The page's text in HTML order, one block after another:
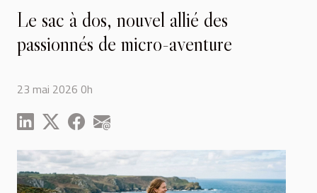
Le sac à dos, nouvel allié des
passionnés de micro-aventure
23 mai 2026 0h